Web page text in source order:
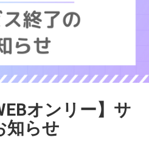
オンリー】サ
知らせ